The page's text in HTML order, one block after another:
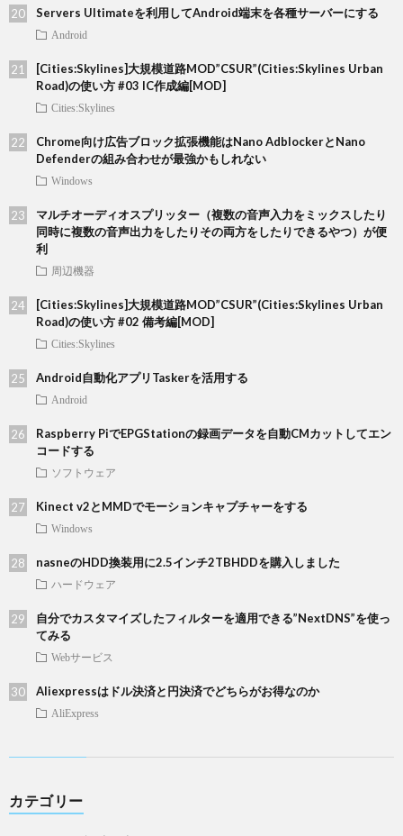
Servers Ultimateを利用してAndroid端末を各種サーバーにする
Android
[Cities:Skylines]大規模道路MOD”CSUR”(Cities:Skylines Urban
Road)の使い方 #03 IC作成編[MOD]
Cities:Skylines
Chrome向け広告ブロック拡張機能はNano AdblockerとNano
Defenderの組み合わせが最強かもしれない
Windows
マルチオーディオスプリッター（複数の音声入力をミックスしたり
同時に複数の音声出力をしたりその両方をしたりできるやつ）が便
利
周辺機器
[Cities:Skylines]大規模道路MOD”CSUR”(Cities:Skylines Urban
Road)の使い方 #02 備考編[MOD]
Cities:Skylines
Android自動化アプリTaskerを活用する
Android
Raspberry PiでEPGStationの録画データを自動CMカットしてエン
コードする
ソフトウェア
Kinect v2とMMDでモーションキャプチャーをする
Windows
nasneのHDD換装用に2.5インチ2TBHDDを購入しました
ハードウェア
自分でカスタマイズしたフィルターを適用できる”NextDNS”を使っ
てみる
Webサービス
Aliexpressはドル決済と円決済でどちらがお得なのか
AliExpress
カテゴリー